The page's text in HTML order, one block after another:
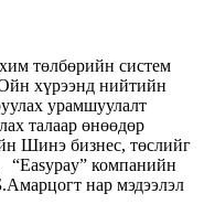
төлбөрийн систем
хүрээнд нийтийн
урамшуулалт
талаар өнөөдөр
Шинэ бизнес, төслийг
“Easypay” компанийн
нар мэдээлэл